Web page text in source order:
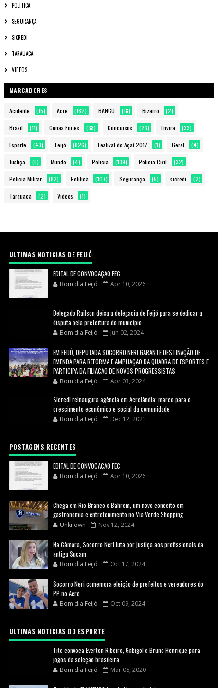
POLITICA
SEGURANÇA
SICREDI
TARAUACA
VIDEOS
MARCADORES
Acidente (15) Acre (182) BANCO (18) Bizarro (2)
Brasil (11) Cenas Fortes (38) Concursos (23) Envira (33)
Esporte (43) Feijó (826) Festival do Açaí 2017 (1) Geral (4)
Justiça (6) Mundo (4) Policia (139) Policia Civil (32)
Policia Militar (82) Politica (107) Segurança (5) sicredi (2)
Tarauaca (2) Videos (1)
ULTIMAS NOTICIAS DE FEIJÓ
EDITAL DE CONVOCAÇÃO FEC
Bom dia Feijó Apr 10, 2026
Delegado Railson deixa a delegacia de Feijó para se dedicar a
disputa pela prefeitura do município
Bom dia Feijó Jun 02, 2024
EM FEIJÓ, DEPUTADA SOCORRO NERI GARANTE DESTINAÇÃO DE
EMENDA PARA REFORMA E AMPLIAÇÃO DA QUADRA DE ESPORTES E
PARTICIPA DA FILIAÇÃO DE NOVOS PROGRESSISTAS
Bom dia Feijó Apr 03, 2024
Sicredi reinaugura agência em Acrelândia: marco para o
crescimento econômico e social da comunidade
Bom dia Feijó Dec 12, 2023
POSTAGENS RECENTES
EDITAL DE CONVOCAÇÃO FEC
Bom dia Feijó Apr 10, 2026
Chega em Rio Branco o Bahrem, um novo conceito em
gastronomia e entretenimento no Via Verde Shopping
Unknown Nov 12, 2024
Na Câmara, Socorro Neri luta por justiça aos profissionais da
antiga Sucam
Bom dia Feijó Oct 17, 2024
Socorro Neri comemora eleição de prefeitos e vereadores do
PP no Acre
Bom dia Feijó Oct 09, 2024
ULTIMAS NOTICIAS DO ESPORTE
Tite convoca Everton Ribeiro, Gabigol e Bruno Henrique para
jogos da seleção brasileira
Bom dia Feijó Mar 06, 2020